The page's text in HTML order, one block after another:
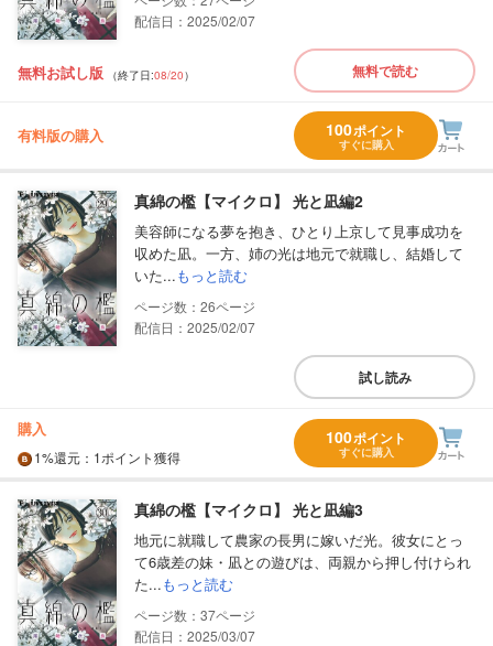
配信日：2025/02/07
無料お試し版 （終了日:08/20） 無料で読む
有料版の購入 100ポイント
すぐに購入
真綿の檻【マイクロ】 光と凪編2
美容師になる夢を抱き、ひとり上京して見事成功を
収めた凪。一方、姉の光は地元で就職し、結婚して
いた...もっと読む
26
配信日：2025/02/07
試し読み
購入
1%還元 ：1ポイント獲得
100ポイント
すぐに購入
真綿の檻【マイクロ】 光と凪編3
地元に就職して農家の長男に嫁いだ光。彼女にとっ
て6歳差の妹・凪との遊びは、両親から押し付けられ
た...もっと読む
37
配信日：2025/03/07